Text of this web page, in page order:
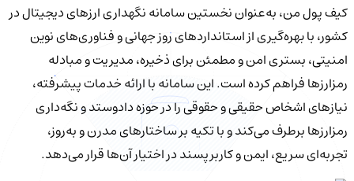
کیف‌ پول من، به‌عنوان نخستین سامانه نگهداری ارزهای دیجیتال در
کشور، با بهره‌گیری از استانداردهای روز جهانی و فناوری‌های نوین
امنیتی، بستری امن و مطمئن برای ذخیره، مدیریت و مبادله
رمزارزها فراهم کرده است. این سامانه با ارائه خدمات پیشرفته،
نیازهای اشخاص حقیقی و حقوقی را در حوزه دادوستد و نگه‌داری
رمزارزها برطرف می‌کند و با تکیه بر ساختارهای مدرن و به‌روز،
تجربه‌ای سریع، ایمن و کاربرپسند در اختیار آن‌ها قرار می‌دهد.